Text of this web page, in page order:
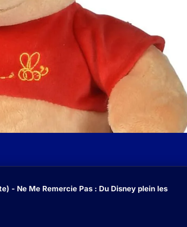
- Ne Me Remercie Pas : Du Disney plein les